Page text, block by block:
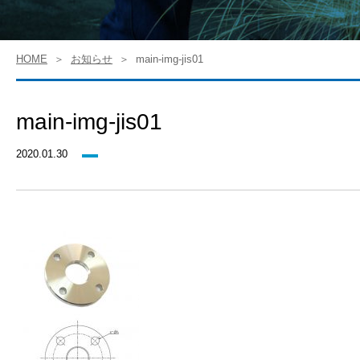
HOME お知らせ main-img-jis01
main-img-jis01
2020.01.30